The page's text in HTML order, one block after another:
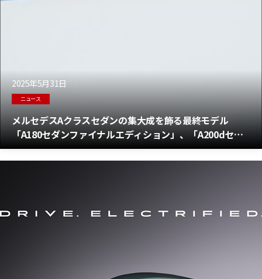
2025年5月31日
ニュース
メルセデスAクラスセダンの集大成を飾る最終モデル
「A180セダンファイナルエディション」、「A200dセダ
ンファイナルエディション」登場